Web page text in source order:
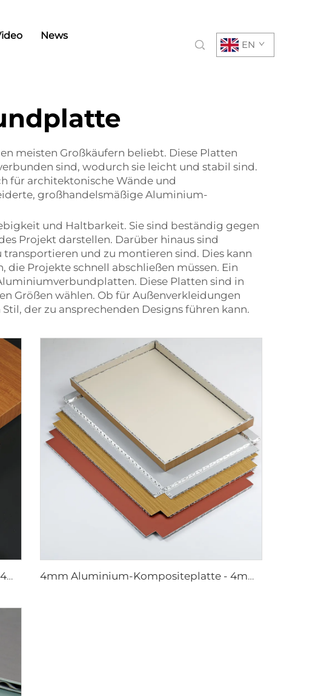
News
EN
meisten Großkäufern beliebt. Diese Platten
sind, wodurch sie leicht und stabil sind.
für architektonische Wände und
großhandelsmäßige Aluminium-
und Haltbarkeit. Sie sind beständig gegen
Projekt darstellen. Darüber hinaus sind
und zu montieren sind. Dies kann
Projekte schnell abschließen müssen. Ein
Diese Platten sind in
Größen wählen. Ob für Außenverkleidungen
der zu ansprechenden Designs führen kann.
Holzoberflächen ACP-Verbundplatte – 4mm x 1220mm x 2440mm 4mm Aluminium-Kompositeplatte - 4mm 1220mm x 2440mm (122cm x 244cm)